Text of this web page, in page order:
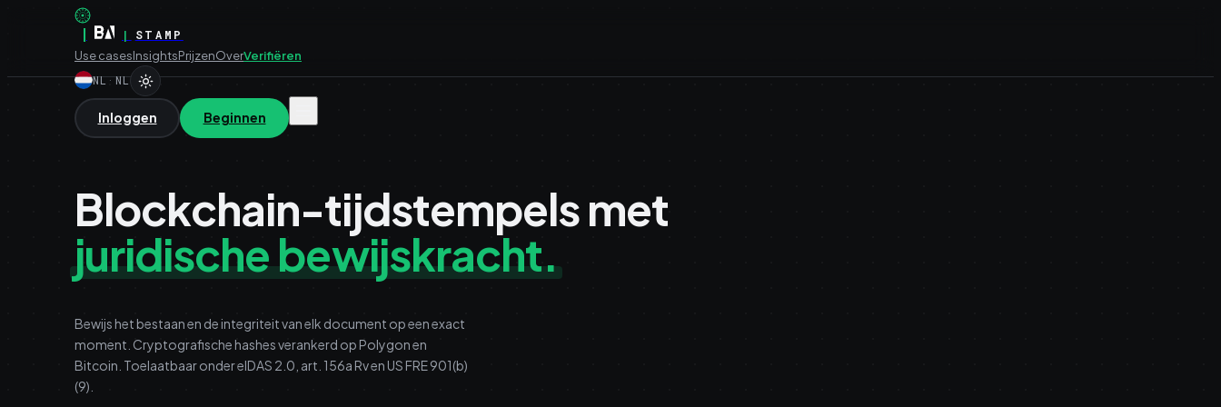
| |
STAMP
Use casesInsightsPrijzenOverVerifiëren
NL·NL
Inloggen Beginnen
Blockchain-tijdstempels met
juridische bewijskracht.
Bewijs het bestaan en de integriteit van elk document op een exact
moment. Cryptografische hashes verankerd op Polygon en
Bitcoin. Toelaatbaar onder eIDAS 2.0, art. 156a Rv en US FRE 901(b)
(9).